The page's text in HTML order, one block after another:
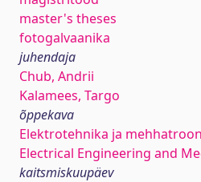
master's theses
fotogalvaanika
juhendaja
Chub, Andrii
Kalamees, Targo
õppekava
Elektrotehnika ja
Electrical Engineering and
kaitsmiskuupäev